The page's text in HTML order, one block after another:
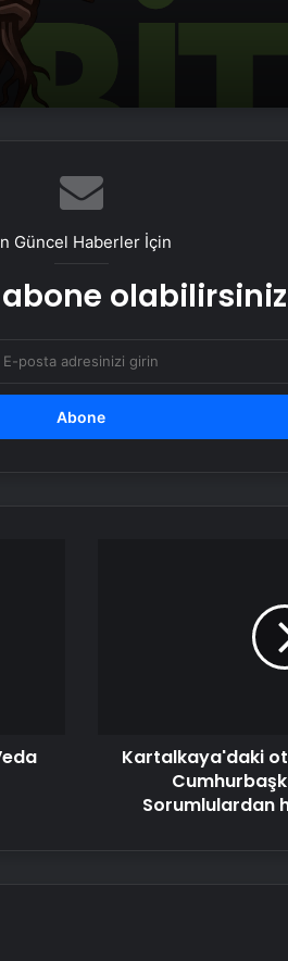
Sosyox,
Güvenilir
Şafak
Zarafetin
Güncel Haberler İçin
sorulacak
Kartalkaya'daki
Sorumlulardan